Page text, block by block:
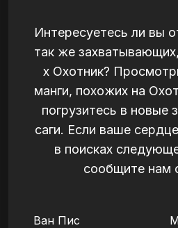
Интересуетесь ли вы
так же
х Охотник?
манги, похожих на
погрузитесь в новые
саги. Если ваше
в поисках
сообщите нам
Ван Пис